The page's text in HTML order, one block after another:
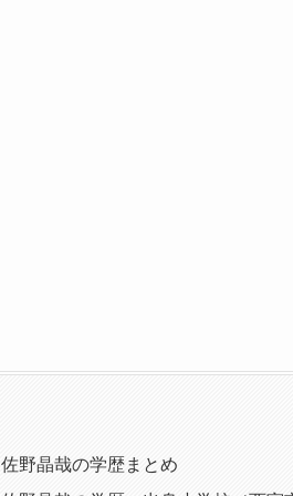
佐野晶哉の学歴まとめ